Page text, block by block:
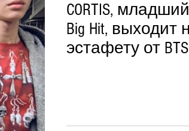
CORTIS,
Big Hit, выходит
эстафету от